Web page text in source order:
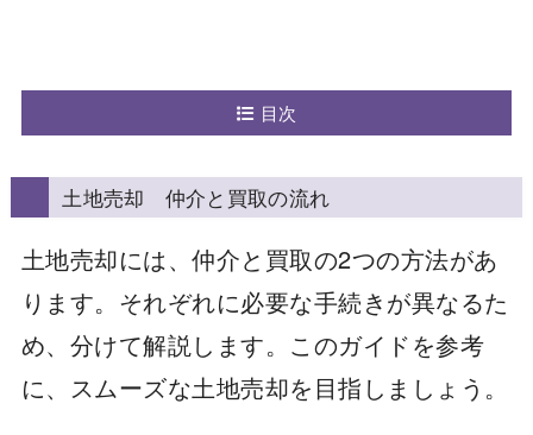
目次
土地売却 仲介と買取の流れ
土地売却には、仲介と買取の2つの方法があ
ります。それぞれに必要な手続きが異なるた
め、分けて解説します。このガイドを参考
に、スムーズな土地売却を目指しましょう。